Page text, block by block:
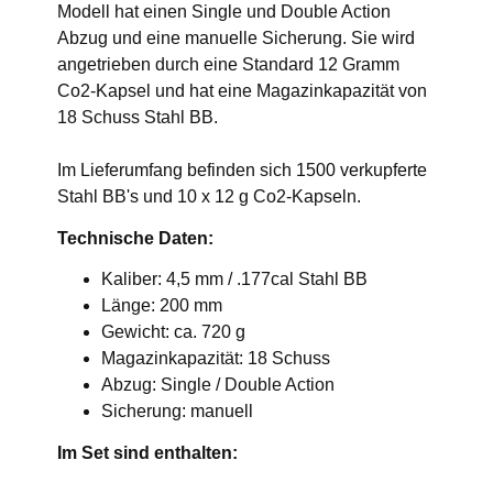
Modell hat einen Single und Double Action
Abzug und eine manuelle Sicherung. Sie wird
angetrieben durch eine Standard 12 Gramm
Co2-Kapsel und hat eine Magazinkapazität von
18 Schuss Stahl BB.
Im Lieferumfang befinden sich 1500 verkupferte
Stahl BB's und 10 x 12 g Co2-Kapseln.
Technische Daten:
Kaliber: 4,5 mm / .177cal Stahl BB
Länge: 200 mm
Gewicht: ca. 720 g
Magazinkapazität: 18 Schuss
Abzug: Single / Double Action
Sicherung: manuell
Im Set sind enthalten: